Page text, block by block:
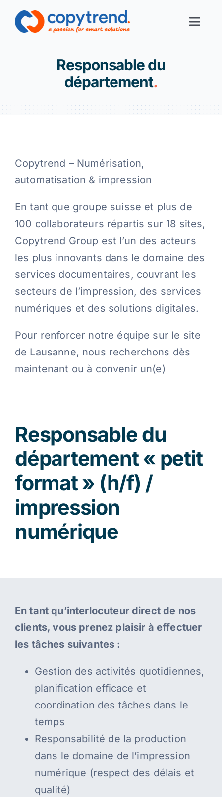
Print-Services
Digital-Services
Links
Contact
Blog
Responsable du
département.
Copytrend – Numérisation,
automatisation & impression
En tant que groupe suisse et plus de
100 collaborateurs répartis sur 18 sites,
Copytrend Group est l’un des acteurs
les plus innovants dans le domaine des
services documentaires, couvrant les
secteurs de l’impression, des services
numériques et des solutions digitales.
Pour renforcer notre équipe sur le site
de Lausanne, nous recherchons dès
maintenant ou à convenir un(e)
Responsable du
département « petit
format » (h/f) /
impression
numérique
En tant qu’interlocuteur direct de nos
clients, vous prenez plaisir à effectuer
les tâches suivantes :
Gestion des activités quotidiennes,
planification efficace et
coordination des tâches dans le
temps
Responsabilité de la production
dans le domaine de l’impression
numérique (respect des délais et
qualité)